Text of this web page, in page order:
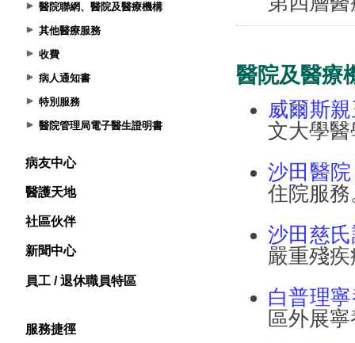
醫院聯網、醫院及醫療機構
其他醫療服務
收費
病人通知書
特別服務
醫院管理局電子醫生證明書
病友中心
醫護天地
社區伙伴
新聞中心
員工 / 退休職員特區
服務捷徑